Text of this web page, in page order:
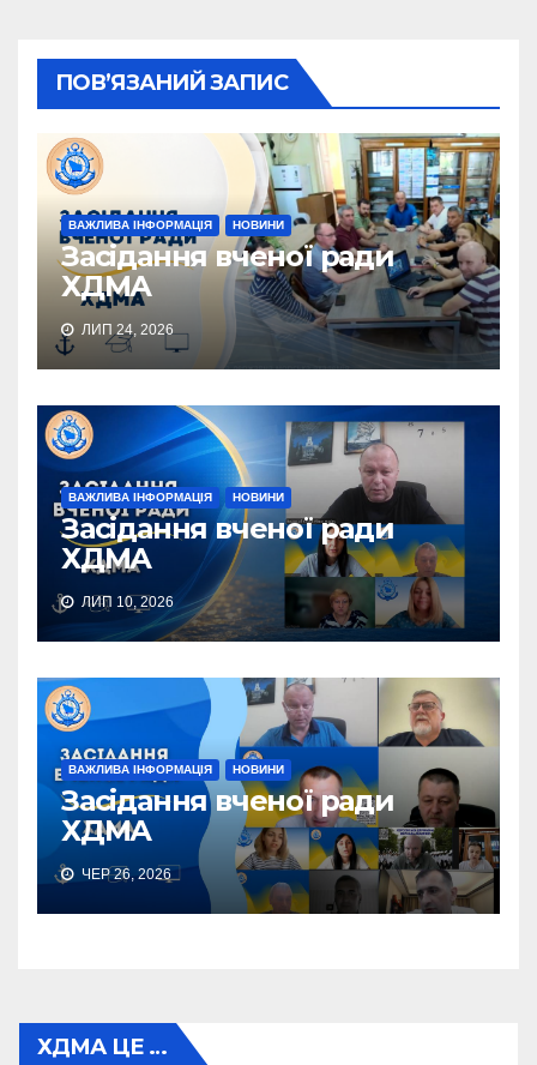
ПОВ’ЯЗАНИЙ ЗАПИС
ВАЖЛИВА ІНФОРМАЦІЯ НОВИНИ
Засідання вченої ради
ХДМА
ЛИП 24, 2026
ВАЖЛИВА ІНФОРМАЦІЯ НОВИНИ
Засідання вченої ради
ХДМА
ЛИП 10, 2026
ВАЖЛИВА ІНФОРМАЦІЯ НОВИНИ
Засідання вченої ради
ХДМА
ЧЕР 26, 2026
ХДМА ЦЕ …